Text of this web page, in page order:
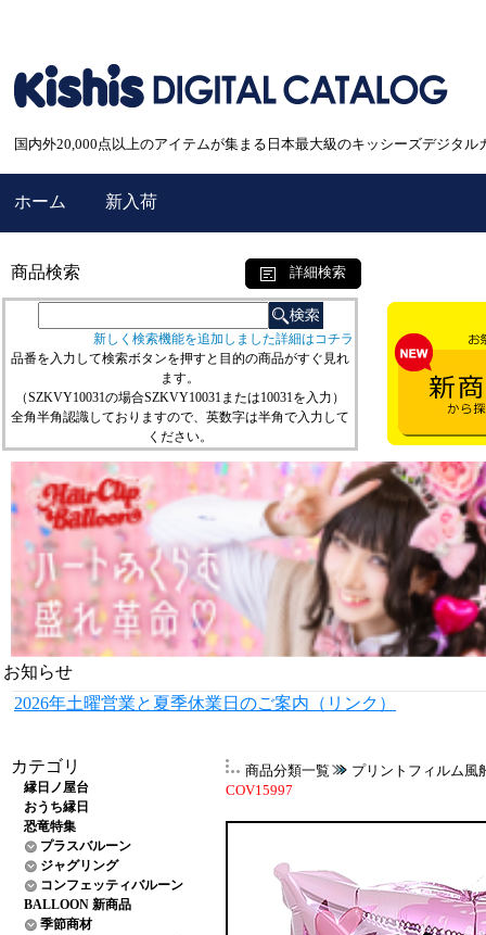
国内外20,000点以上のアイテムが集まる日本最大級のキッシーズデジタル
ホーム 新入荷
商品検索 詳細検索
新しく検索機能を追加しました詳細はコチラ
品番を入力して検索ボタンを押すと目的の商品がすぐ見れ
ます。
（SZKVY10031の場合SZKVY10031または10031を入力）
全角半角認識しておりますので、英数字は半角で入力して
ください。
お知らせ
2026年土曜営業と夏季休業日のご案内（リンク）
カテゴリ
縁日ノ屋台
おうち縁日
恐竜特集
プラスバルーン
ジャグリング
コンフェッティバルーン
BALLOON 新商品
季節商材
商品分類一覧
プリントフィルム風
COV15997